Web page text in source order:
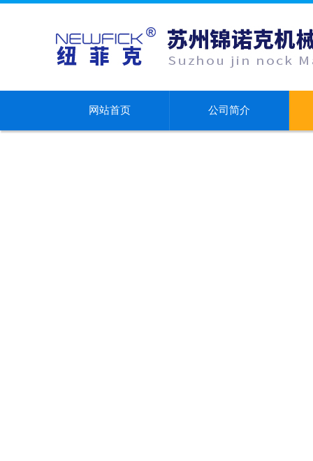
网站首页 公司简介